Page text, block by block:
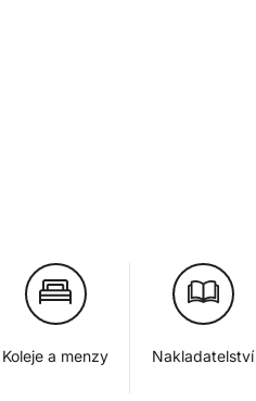
Koleje a menzy Nakladatelství